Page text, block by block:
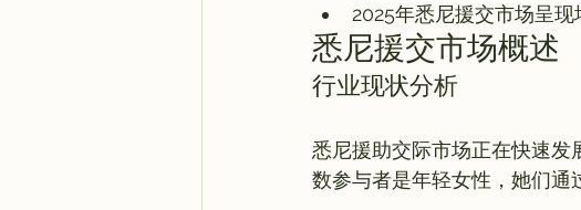
2025年悉尼援交市场呈现
悉尼援交市场概述
行业现状分析
悉尼援助交际市场正在快速发
数参与者是年轻女性，她们通